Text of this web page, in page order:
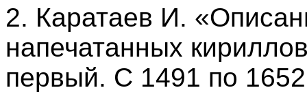
2. Каратаев И.
напечатанных
первый. С 1491 по